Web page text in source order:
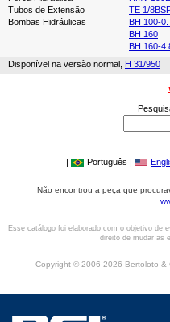
Tubos de Extensão
TE 1/
Bombas Hidráulicas
BH 100-
BH 160
BH 160-
Disponível na versão normal, H 31/950
| Português |
Não encontrou a peça que
Esse catálogo foi elaborado com o objetivo de
direito de mudar as
Copyright © 2006-2026 Bertoloto &